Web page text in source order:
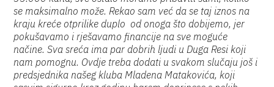
se maksimalno može. Rekao sam već da se taj iznos na
kraju kreće otprilike duplo od onoga što dobijemo, jer
pokušavamo i rješavamo financije na sve moguće
načine. Sva sreća ima par dobrih ljudi u Duga Resi koji
nam pomognu. Ovdje treba dodati u svakom slučaju još i
predsjednika našeg kluba Mladena Matakovića, koji